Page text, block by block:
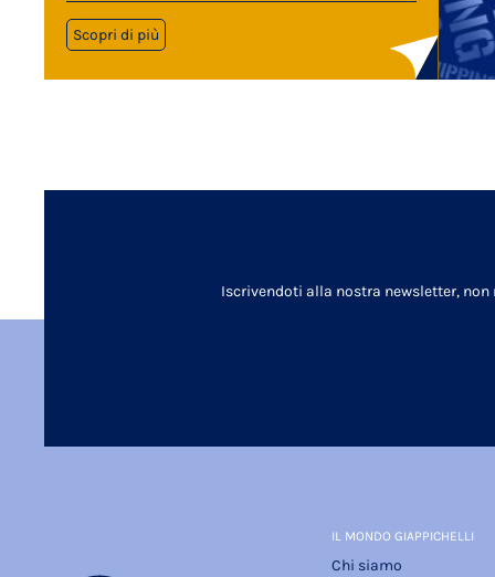
Scopri di più
Iscrivendoti alla nostra newsletter,
IL MONDO GIAPPICHELLI
Chi siamo